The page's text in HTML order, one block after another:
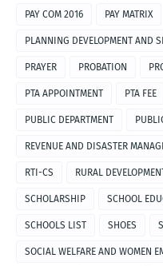
PAY COM 2016 PAY MATRIX
PLANNING DEVELOPMENT AND
PRAYER PROBATION
PTA APPOINTMENT PTA FEE
PUBLIC DEPARTMENT
REVENUE AND DISASTER
RTI-CS RURAL
SCHOLARSHIP SCHOOL
SCHOOLS LIST SHOES
SOCIAL WELFARE AND WOMEN